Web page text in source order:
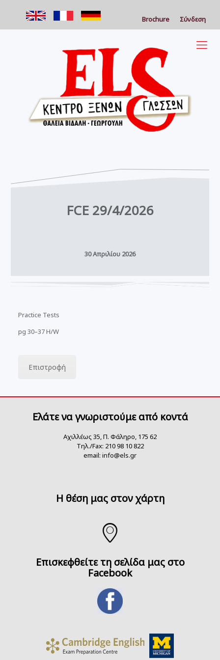
Brochure Σύνδεση
FCE 29/4/2026
30 Απριλίου 2026
Practice Tests
pg 30–37 H/W
Επιστροφή
Ελάτε να γνωριστούμε από κοντά
Αχιλλέως 35, Π. Φάληρο, 175 62
Τηλ./Fax: 210 98 10 822
email: info@els.gr
H θέση μας στον χάρτη
Επισκεφθείτε τη σελίδα μας στο
Facebook